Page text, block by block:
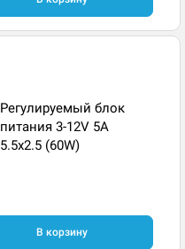
Регулируемый блок
питания 3-12V 5A
5.5x2.5 (60W)
В корзину